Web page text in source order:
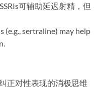
可辅助延迟射精，但
(e.g., sertraline) may help
正对性表现的消极思维